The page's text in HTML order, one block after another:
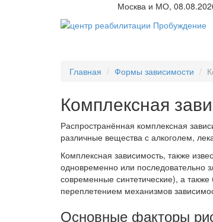
Москва и МО,
Главная Формы зависимости
Комплексная
Распространённая комплексная
различные вещества с алкоголем,
Комплексная зависимость, также
одновременно или последовательно
современные синтетические), а
переплетением механизмов
Основные факторы